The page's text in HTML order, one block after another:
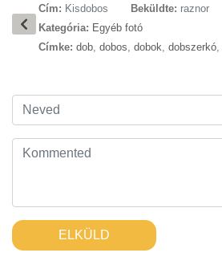
Cím: Kisdobos Beküldte: raznor
Kategória: Egyéb fotó
Címke: dob, dobos, dobok, dobszerkó,
ELKÜLD